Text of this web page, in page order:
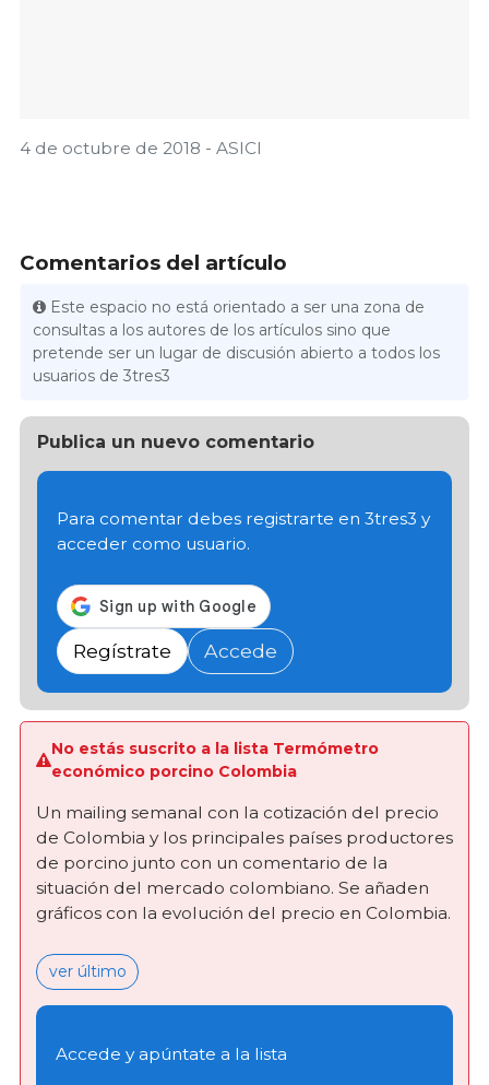
4 de octubre de 2018 - ASICI
Comentarios del artículo
Este espacio no está orientado a ser una zona de
consultas a los autores de los artículos sino que
pretende ser un lugar de discusión abierto a todos los
usuarios de 3tres3
Publica un nuevo comentario
Para comentar debes registrarte en 3tres3 y
acceder como usuario.
Regístrate Accede
No estás suscrito a la lista Termómetro
económico porcino Colombia
Un mailing semanal con la cotización del precio
de Colombia y los principales países productores
de porcino junto con un comentario de la
situación del mercado colombiano. Se añaden
gráficos con la evolución del precio en Colombia.
ver último
Accede y apúntate a la lista